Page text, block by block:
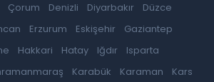
Çorum Denizli Diyarbakır
Düzce
Erzurum Eskişehir
Gaziantep
Hakkari Hatay Iğdır
Isparta
Karabük Karaman Kars